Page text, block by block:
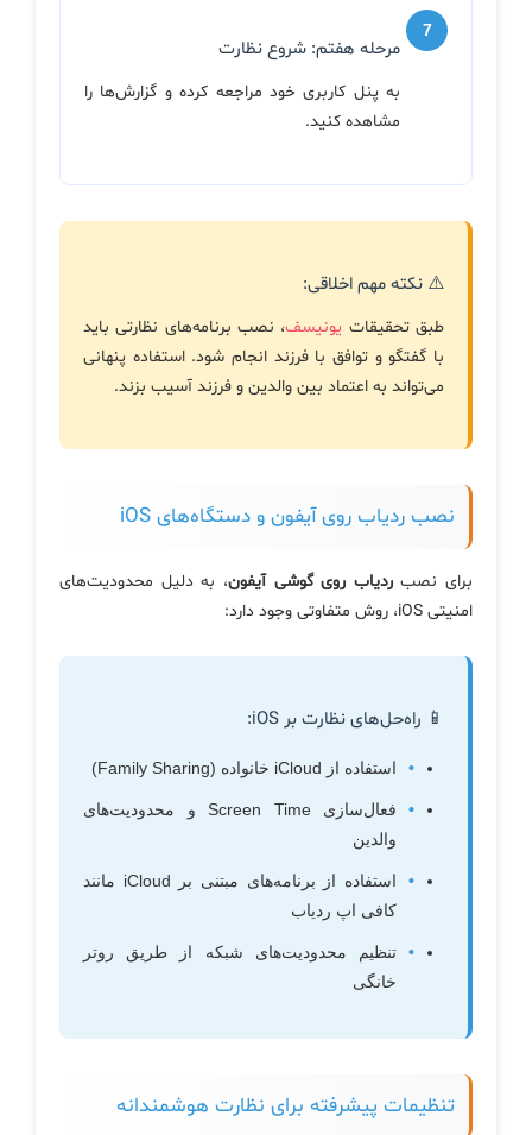
مرحله هفتم: شروع نظارت
به پنل کاربری خود مراجعه کرده و گزارش‌ها را
مشاهده کنید.
⚠️ نکته مهم اخلاقی:
طبق تحقیقات یونیسف، نصب برنامه‌های نظارتی باید
با گفتگو و توافق با فرزند انجام شود. استفاده پنهانی
می‌تواند به اعتماد بین والدین و فرزند آسیب بزند.
نصب ردیاب روی آیفون و دستگاه‌های iOS
برای نصبردیاب روی گوشی آیفون، به دلیل محدودیت‌های
امنیتی iOS، روش متفاوتی وجود دارد:
📱 راه‌حل‌های نظارت بر iOS:
استفاده از iCloud خانواده (Family Sharing)
فعال‌سازی Screen Time و محدودیت‌های
والدین
استفاده از برنامه‌های مبتنی بر iCloud مانند
کافی اپ ردیاب
تنظیم محدودیت‌های شبکه از طریق روتر
خانگی
تنظیمات پیشرفته برای نظارت هوشمندانه